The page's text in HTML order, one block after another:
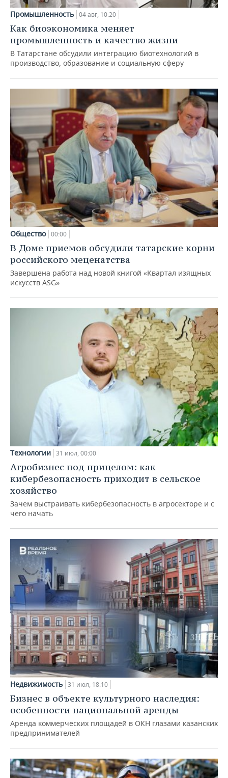
Промышленность 04 авг, 10:20
Как биоэкономика меняет
промышленность и качество жизни
В Татарстане обсудили интеграцию биотехнологий в
производство, образование и социальную сферу
Общество 00:00
В Доме приемов обсудили татарские корни
российского меценатства
Завершена работа над новой книгой «Квартал изящных
искусств ASG»
Технологии 31 июл, 00:00
Агробизнес под прицелом: как
кибербезопасность приходит в сельское
хозяйство
Зачем выстраивать кибербезопасность в агросекторе и с
чего начать
Недвижимость 31 июл, 18:10
Бизнес в объекте культурного наследия:
особенности национальной аренды
Аренда коммерческих площадей в ОКН глазами казанских
предпринимателей